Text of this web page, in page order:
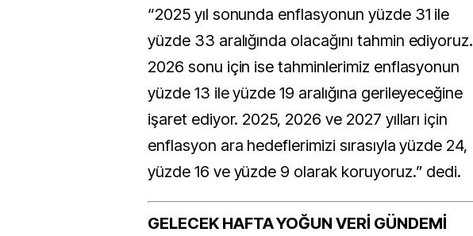
“2025 yıl sonunda enflasyonun yüzde 31 ile
yüzde 33 aralığında olacağını tahmin ediyoruz.
2026 sonu için ise tahminlerimiz enflasyonun
yüzde 13 ile yüzde 19 aralığına gerileyeceğine
işaret ediyor. 2025, 2026 ve 2027 yılları için
enflasyon ara hedeflerimizi sırasıyla yüzde 24,
yüzde 16 ve yüzde 9 olarak koruyoruz.” dedi.
GELECEK HAFTA YOĞUN VERİ GÜNDEMİ